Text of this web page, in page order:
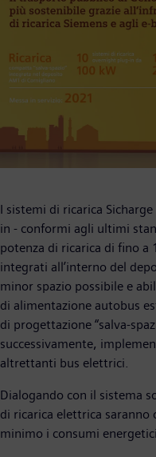
I sistemi di ricarica
in - conformi agli ultimi
potenza di ricarica di fino
integrati all’interno del
minor spazio possibile e
di alimentazione autobus
di progettazione “salva-
successivamente,
altrettanti bus elettrici.
Dialogando con il sistema
di ricarica elettrica saranno
minimo i consumi